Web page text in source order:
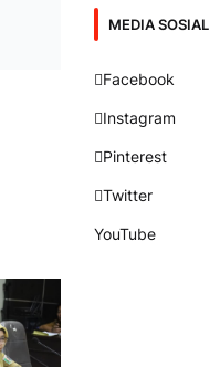
MEDIA SOSIAL
Facebook
Instagram
Pinterest
Twitter
YouTube